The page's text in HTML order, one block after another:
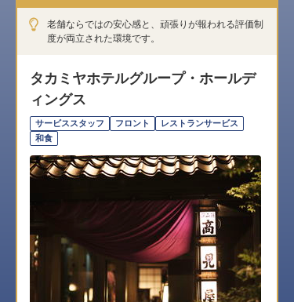
老舗ならではの安心感と、頑張りが報われる評価制
度が両立された環境です。
タカミヤホテルグループ・ホールデ
ィングス
サービススタッフ フロント
レストランサービス
和食